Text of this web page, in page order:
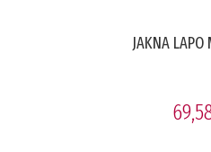
JAKNA LAPO